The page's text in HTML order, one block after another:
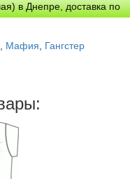
в Днепре, доставка по
, Мафия, Гангстер